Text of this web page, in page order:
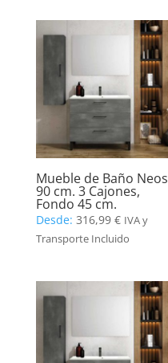
Mueble de Baño Neos
90 cm. 3 Cajones,
Fondo 45 cm.
Desde: 316,99 € IVA y
Transporte Incluido